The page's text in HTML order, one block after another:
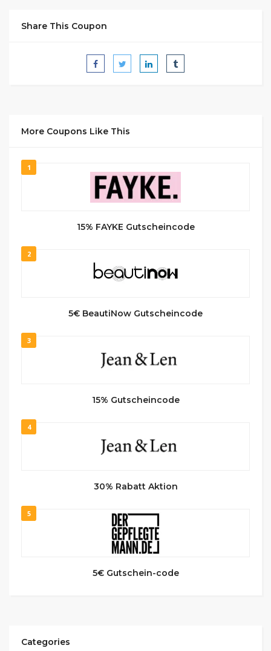
Share This Coupon
More Coupons Like This
1
15% FAYKE Gutscheincode
2
5€ BeautiNow Gutscheincode
3
15% Gutscheincode
4
30% Rabatt Aktion
5
5€ Gutschein-code
Categories